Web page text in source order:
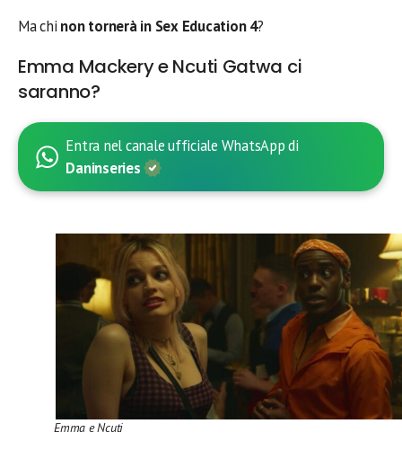
Ma chi non tornerà in Sex Education 4?
Emma Mackery e Ncuti Gatwa ci
saranno?
Entra nel canale ufficiale WhatsApp di
Daninseries
Emma e Ncuti